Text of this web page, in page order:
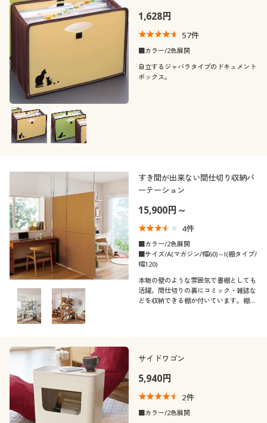
1,628円
57件
■カラー/2色展開
自立するジャバラタイプのドキュメント
ボックス。
すき間が出来ない間仕切り収納パ
ーテーション
15,900円～
4件
■カラー/2色展開
■サイズ/A(マガジン/幅60)～I(棚タイプ/
幅120)
本物の壁のような雰囲気で書棚としても
活躍。間仕切りの裏にコミック・雑誌な
どを収納できる棚が付いています。棚
サイドワゴン
5,940円
2件
■カラー/2色展開